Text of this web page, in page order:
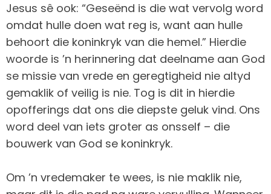
Jesus sê ook: “Geseënd is die wat vervolg word
omdat hulle doen wat reg is, want aan hulle
behoort die koninkryk van die hemel.” Hierdie
woorde is ’n herinnering dat deelname aan God
se missie van vrede en geregtigheid nie altyd
gemaklik of veilig is nie. Tog is dit in hierdie
opofferings dat ons die diepste geluk vind. Ons
word deel van iets groter as onsself – die
bouwerk van God se koninkryk.
Om ’n vredemaker te wees, is nie maklik nie,